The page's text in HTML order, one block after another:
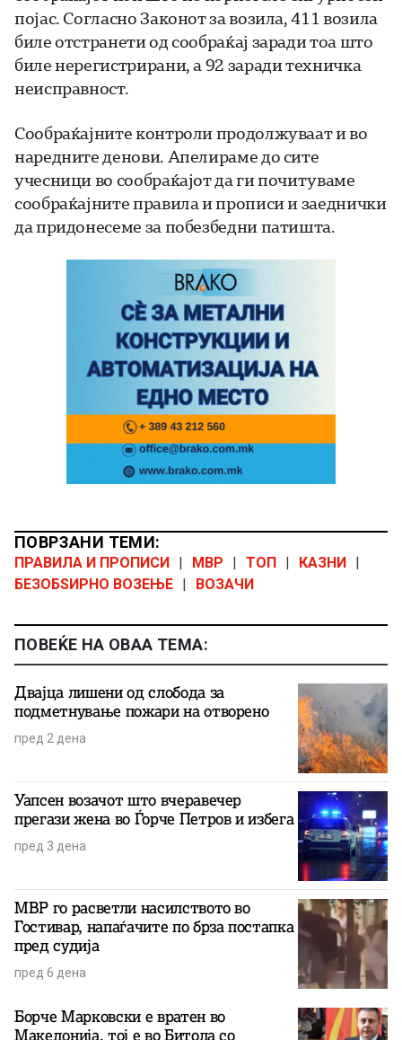
појас. Согласно Законот за возила, 411 возила
биле отстранети од сообраќај заради тоа што
биле нерегистрирани, а 92 заради техничка
неисправност.
Сообраќајните контроли продолжуваат и во
наредните денови. Апелираме до сите
учесници во сообраќајот да ги почитуваме
сообраќајните правила и прописи и заеднички
да придонесеме за побезбедни патишта.
ПОВРЗАНИ ТЕМИ:
ПРАВИЛА И ПРОПИСИ | МВР | ТОП | КАЗНИ |
БЕЗОБЅИРНО ВОЗЕЊЕ | ВОЗАЧИ
ПОВЕЌЕ НА ОВАА ТЕМА:
Двајца лишени од слобода за
подметнување пожари на отворено
пред 2 дена
Уапсен возачот што вчеравечер
прегази жена во Ѓорче Петров и избега
пред 3 дена
МВР го расветли насилството во
Гостивар, напаѓачите по брза постапка
пред судија
пред 6 дена
Борче Марковски е вратен во
Македонија, тој е во Битола со